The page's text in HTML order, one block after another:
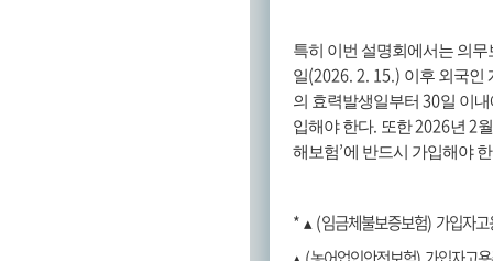
특히 이번 설명회에서는 의무
일(2026. 2. 15.) 이후 외국인
의 효력발생일부터 30일 이내
입해야 한다. 또한2026년 2
해보험’에 반드시 가입해야
*▴(임금체불보증보험) 가입자